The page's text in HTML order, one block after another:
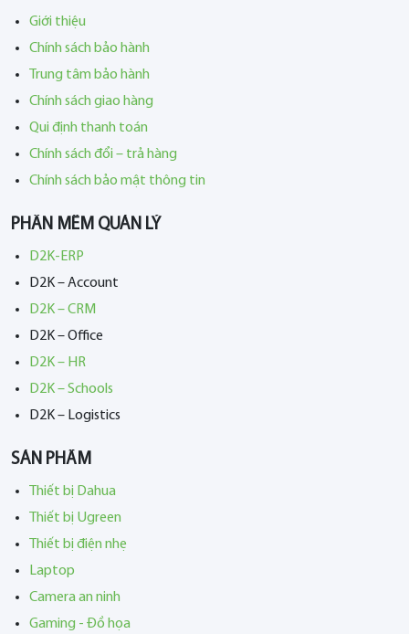
Giới thiệu
Chính sách bảo hành
Trung tâm bảo hành
Chính sách giao hàng
Qui định thanh toán
Chính sách đổi – trả hàng
Chính sách bảo mật thông tin
PHẦN MỀM QUẢN LÝ
D2K-ERP
D2K – Account
D2K – CRM
D2K – Office
D2K – HR
D2K – Schools
D2K – Logistics
SẢN PHẨM
Thiết bị Dahua
Thiết bị Ugreen
Thiết bị điện nhẹ
Laptop
Camera an ninh
Gaming - Đồ họa